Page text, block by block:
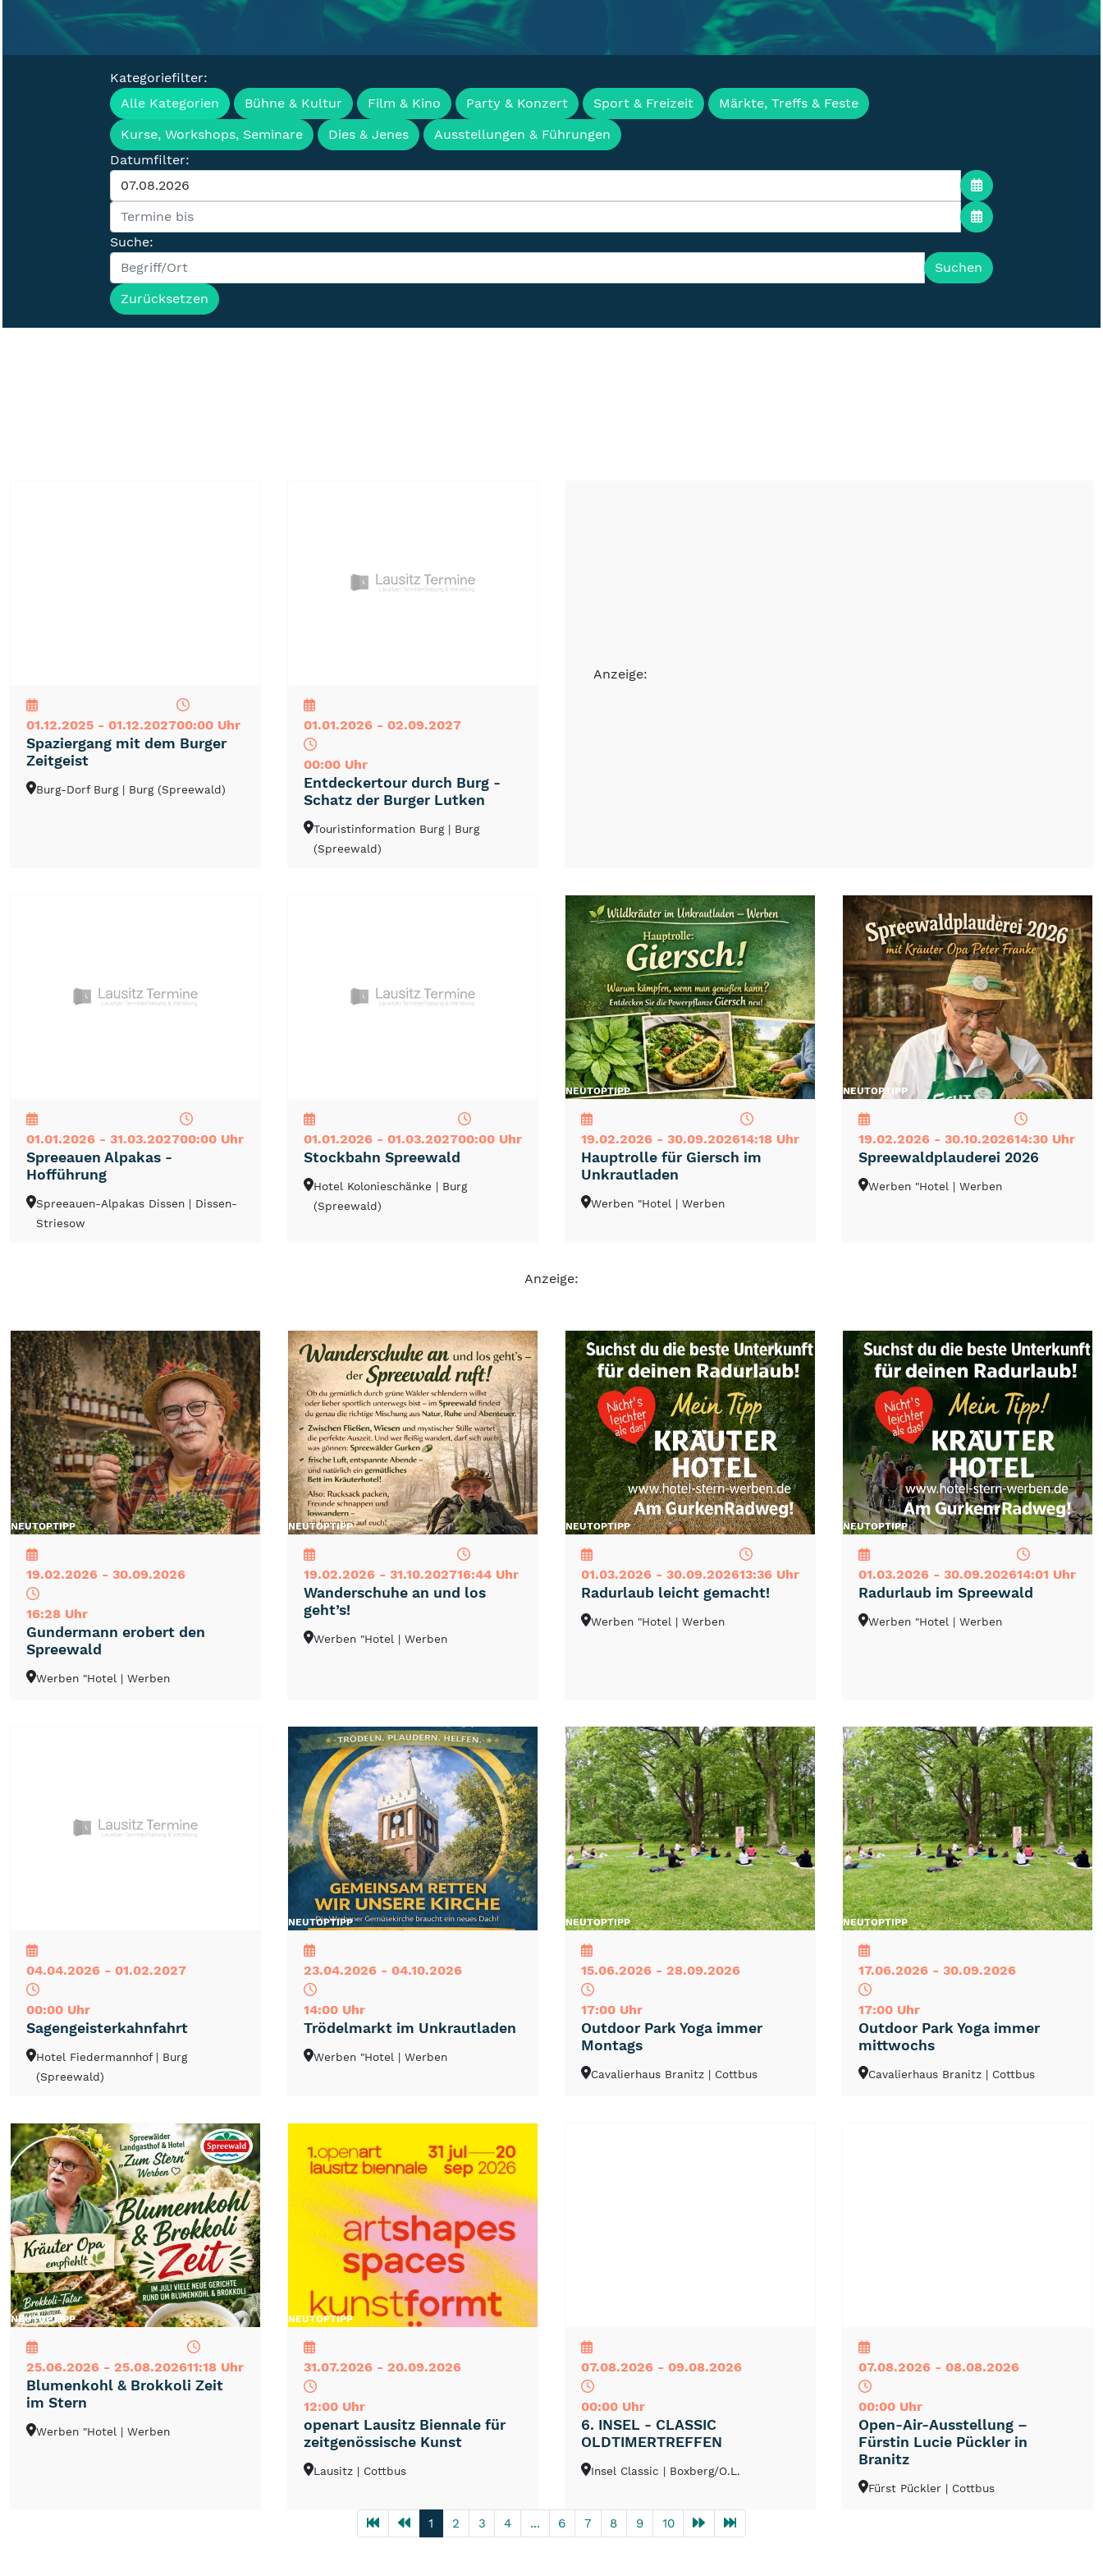
Veranstaltungen, Termine & Events für die Lausitz
Kategoriefilter:
Alle Kategorien
Bühne & Kultur Film & Kino Party & Konzert Sport & Freizeit
Märkte, Treffs & Feste
Kurse, Workshops, Seminare
Dies & Jenes
Ausstellungen & Führungen
Datumfilter:
Suche:
Suchen
Zurücksetzen
01.12.2025 - 01.12.202700:00 Uhr
Spaziergang mit dem Burger
Zeitgeist
Burg-Dorf Burg | Burg (Spreewald)
01.01.2026 - 02.09.2027
00:00 Uhr
Entdeckertour durch Burg -
Schatz der Burger Lutken
Touristinformation Burg | Burg
(Spreewald)
01.01.2026 - 31.03.202700:00 Uhr
Spreeauen Alpakas -
Hofführung
Spreeauen-Alpakas Dissen | Dissen-
Striesow
01.01.2026 - 01.03.202700:00 Uhr
Stockbahn Spreewald
Hotel Kolonieschänke | Burg
(Spreewald)
NEUTOPTIPP
19.02.2026 - 30.09.202614:18 Uhr
Hauptrolle für Giersch im
Unkrautladen
Werben "Hotel | Werben
NEUTOPTIPP
19.02.2026 - 30.10.202614:30 Uhr
Spreewaldplauderei 2026
Werben "Hotel | Werben
NEUTOPTIPP
19.02.2026 - 30.09.2026
16:28 Uhr
Gundermann erobert den
Spreewald
Werben "Hotel | Werben
NEUTOPTIPP
19.02.2026 - 31.10.202716:44 Uhr
Wanderschuhe an und los
geht’s!
Werben "Hotel | Werben
NEUTOPTIPP
01.03.2026 - 30.09.202613:36 Uhr
Radurlaub leicht gemacht!
Werben "Hotel | Werben
NEUTOPTIPP
01.03.2026 - 30.09.202614:01 Uhr
Radurlaub im Spreewald
Werben "Hotel | Werben
04.04.2026 - 01.02.2027
00:00 Uhr
Sagengeisterkahnfahrt
Hotel Fiedermannhof | Burg
(Spreewald)
NEUTOPTIPP
23.04.2026 - 04.10.2026
14:00 Uhr
Trödelmarkt im Unkrautladen
Werben "Hotel | Werben
NEUTOPTIPP
15.06.2026 - 28.09.2026
17:00 Uhr
Outdoor Park Yoga immer
Montags
Cavalierhaus Branitz | Cottbus
NEUTOPTIPP
17.06.2026 - 30.09.2026
17:00 Uhr
Outdoor Park Yoga immer
mittwochs
Cavalierhaus Branitz | Cottbus
NEUTOPTIPP
25.06.2026 - 25.08.202611:18 Uhr
Blumenkohl & Brokkoli Zeit
im Stern
Werben "Hotel | Werben
NEUTOPTIPP
31.07.2026 - 20.09.2026
12:00 Uhr
openart Lausitz Biennale für
zeitgenössische Kunst
Lausitz | Cottbus
07.08.2026 - 09.08.2026
00:00 Uhr
6. INSEL - CLASSIC
OLDTIMERTREFFEN
Insel Classic | Boxberg/O.L.
07.08.2026 - 08.08.2026
00:00 Uhr
Open-Air-Ausstellung –
Fürstin Lucie Pückler in
Branitz
Fürst Pückler | Cottbus
Anzeige:
Anzeige:
1 2 3 4 ... 6 7 8 9 10